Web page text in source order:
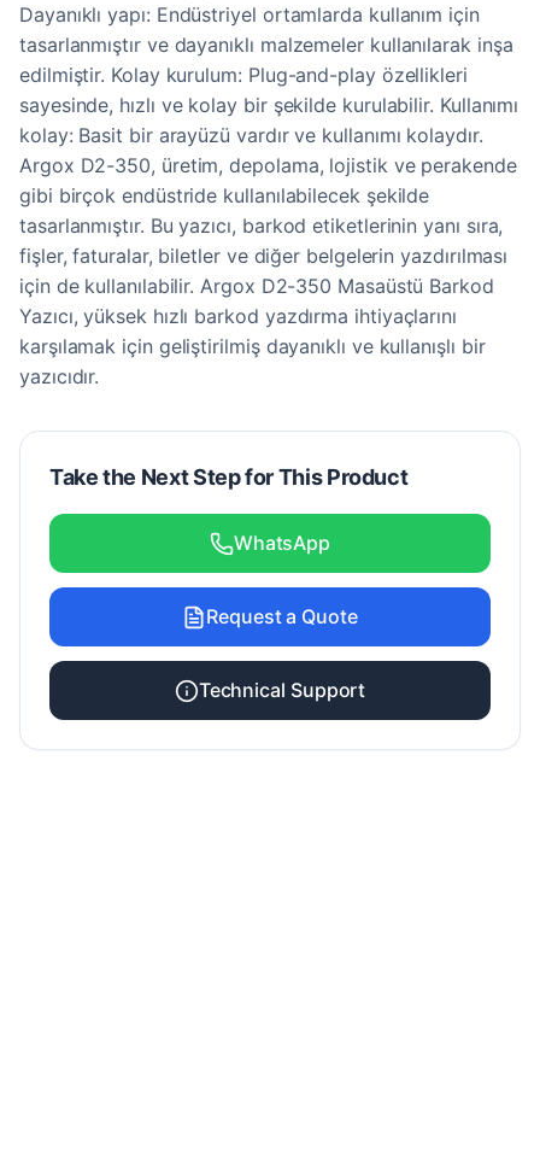
Dayanıklı yapı: Endüstriyel ortamlarda kullanım için
tasarlanmıştır ve dayanıklı malzemeler kullanılarak inşa
edilmiştir. Kolay kurulum: Plug-and-play özellikleri
sayesinde, hızlı ve kolay bir şekilde kurulabilir. Kullanımı
kolay: Basit bir arayüzü vardır ve kullanımı kolaydır.
Argox D2-350, üretim, depolama, lojistik ve perakende
gibi birçok endüstride kullanılabilecek şekilde
tasarlanmıştır. Bu yazıcı, barkod etiketlerinin yanı sıra,
fişler, faturalar, biletler ve diğer belgelerin yazdırılması
için de kullanılabilir. Argox D2-350 Masaüstü Barkod
Yazıcı, yüksek hızlı barkod yazdırma ihtiyaçlarını
karşılamak için geliştirilmiş dayanıklı ve kullanışlı bir
yazıcıdır.
Take the Next Step for This Product
WhatsApp
Request a Quote
Technical Support